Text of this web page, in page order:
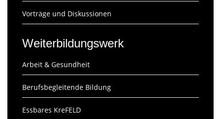
Vorträge und Diskussionen
Weiterbildungswerk
Arbeit & Gesundheit
Berufsbegleitende Bildung
Essbares KreFELD